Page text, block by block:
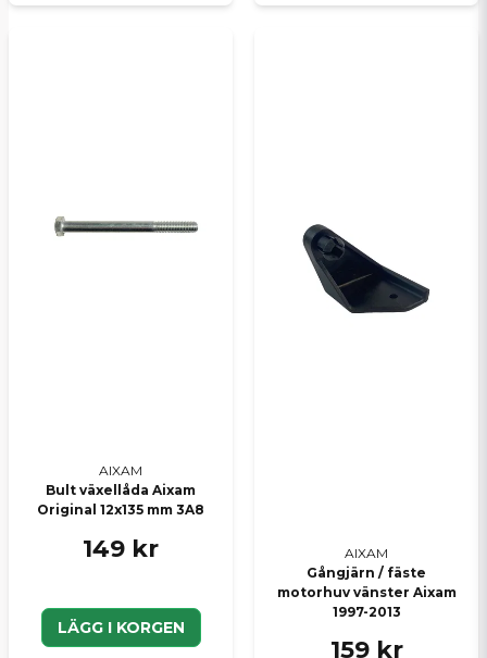
AIXAM
Bult växellåda Aixam
Original 12x135 mm 3A8
149 kr
LÄGG I KORGEN
AIXAM
Gångjärn / fäste
motorhuv vänster Aixam
1997-2013
159 kr